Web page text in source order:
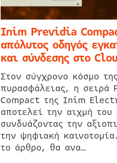
Inim Previdia
απόλυτος οδηγός
και σύνδεσης στο
Στον σύγχρονο κόσμο της
πυρασφάλειας, η σειρά
Compact της Inim
αποτελεί την αιχμή του
συνδυάζοντας την
την ψηφιακή
το άρθρο, θα ανα…